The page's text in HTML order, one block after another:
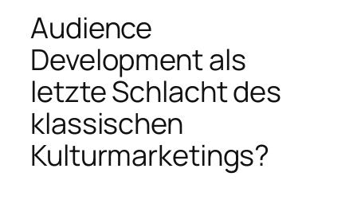
Audience
Development als
letzte Schlacht des
klassischen
Kulturmarketings?